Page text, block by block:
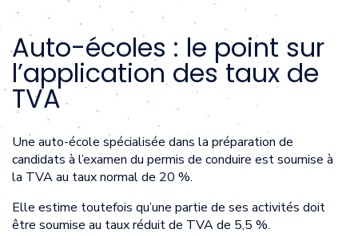
Auto-écoles : le point sur
l’application des taux de
TVA
Une auto-école spécialisée dans la préparation de
candidats à l’examen du permis de conduire est soumise à
la TVA au taux normal de 20 %.
Elle estime toutefois qu’une partie de ses activités doit
être soumise au taux réduit de TVA de 5,5 %.